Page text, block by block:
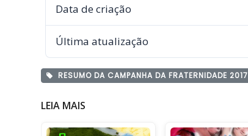
Data de criação
Última atualização
RESUMO DA CAMPANHA DA FRATERNIDADE 2017
LEIA MAIS